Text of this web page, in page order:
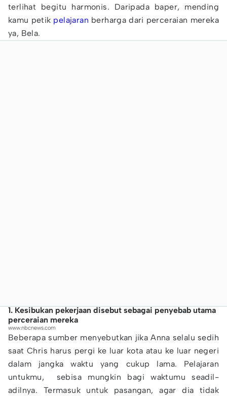
terlihat begitu harmonis. Daripada baper, mending
kamu petik pelajaran berharga dari perceraian mereka
ya, Bela.
1. Kesibukan pekerjaan disebut sebagai penyebab utama
perceraian mereka
www.nbcnews.com
Beberapa sumber menyebutkan jika Anna selalu sedih
saat Chris harus pergi ke luar kota atau ke luar negeri
dalam jangka waktu yang cukup lama. Pelajaran
untukmu, sebisa mungkin bagi waktumu seadil-
adilnya. Termasuk untuk pasangan, agar dia tidak